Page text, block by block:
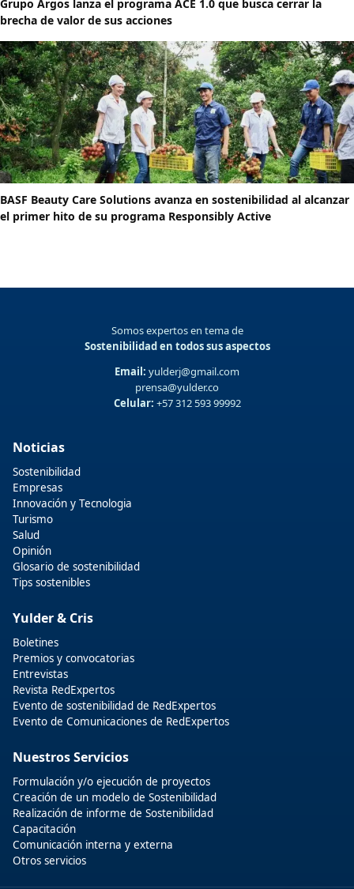
Grupo Argos lanza el programa ACE 1.0 que busca cerrar la
brecha de valor de sus acciones
BASF Beauty Care Solutions avanza en sostenibilidad al alcanzar
el primer hito de su programa Responsibly Active
Somos expertos en tema de
Sostenibilidad en todos sus aspectos
Email: yulderj@gmail.com
prensa@yulder.co
Celular: +57 312 593 99992
Noticias
Sostenibilidad
Empresas
Innovación y Tecnologia
Turismo
Salud
Opinión
Glosario de sostenibilidad
Tips sostenibles
Yulder & Cris
Boletines
Premios y convocatorias
Entrevistas
Revista RedExpertos
Evento de sostenibilidad de RedExpertos
Evento de Comunicaciones de RedExpertos
Nuestros Servicios
Formulación y/o ejecución de proyectos
Creación de un modelo de Sostenibilidad
Realización de informe de Sostenibilidad
Capacitación
Comunicación interna y externa
Otros servicios